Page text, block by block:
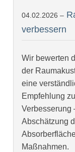
04.02.2026 –
verbessern
Wir bewerten
der
eine
Empfehlung
Verbesserung
Abschätzung
Maßnahmen.